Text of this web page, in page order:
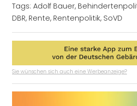
Tags: Adolf Bauer,
DBR, Rente, Rentenpolitik, SoVD
Sie wünschen sich auch eine Werbeanzeige?